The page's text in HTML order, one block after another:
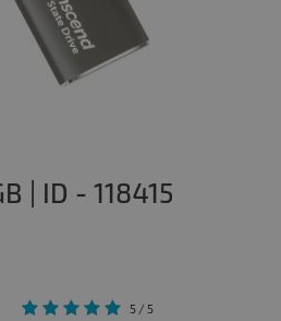
| ID - 118415
5 / 5